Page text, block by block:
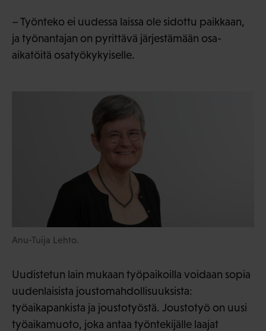
– Työnteko ei uudessa laissa ole sidottu paikkaan,
ja työnantajan on pyrittävä järjestämään osa-
aikatöitä osatyökykyiselle.
Anu-Tuija Lehto.
Uudistetun lain mukaan työpaikoilla voidaan sopia
uudenlaisista joustomahdollisuuksista:
työaikapankista ja joustotyöstä. Joustotyö on uusi
työaikamuoto, joka antaa työntekijälle laajat